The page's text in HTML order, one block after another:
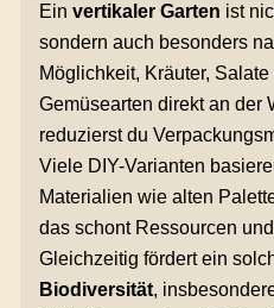
Ein vertikaler Garten ist
sondern auch besonders
Möglichkeit, Kräuter,
Gemüsearten direkt an der
reduzierst du
Viele DIY-Varianten
Materialien wie alten
das schont Ressourcen
Gleichzeitig fördert ein
Biodiversität,